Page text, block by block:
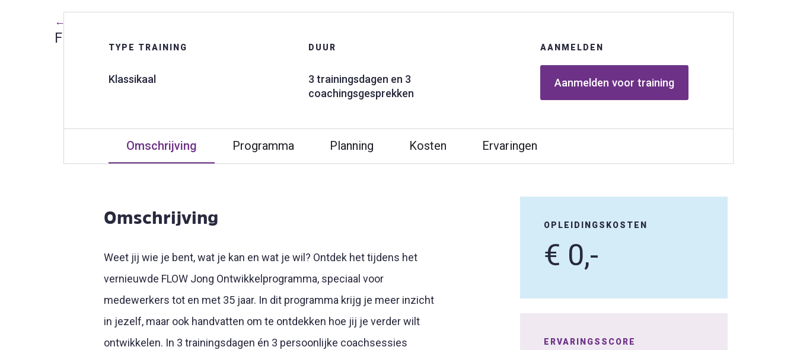
← Terug naar alle trainingen
FLOW Jong Ontwikkelprogramma
TYPE TRAINING
Klassikaal
DUUR
3 trainingsdagen en 3
coachingsgesprekken
AANMELDEN
Aanmelden voor training
Omschrijving Programma Planning Kosten Ervaringen
Omschrijving
Weet jij wie je bent, wat je kan en wat je wil? Ontdek het tijdens het
vernieuwde FLOW Jong Ontwikkelprogramma, speciaal voor
medewerkers tot en met 35 jaar. In dit programma krijg je meer inzicht
in jezelf, maar ook handvatten om te ontdekken hoe jij je verder wilt
ontwikkelen. In 3 trainingsdagen én 3 persoonlijke coachsessies
OPLEIDINGSKOSTEN
€ 0,-
ERVARINGSSCORE